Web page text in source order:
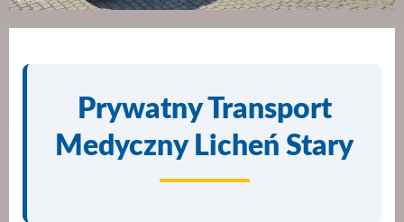
Prywatny Transport
Medyczny Licheń Stary